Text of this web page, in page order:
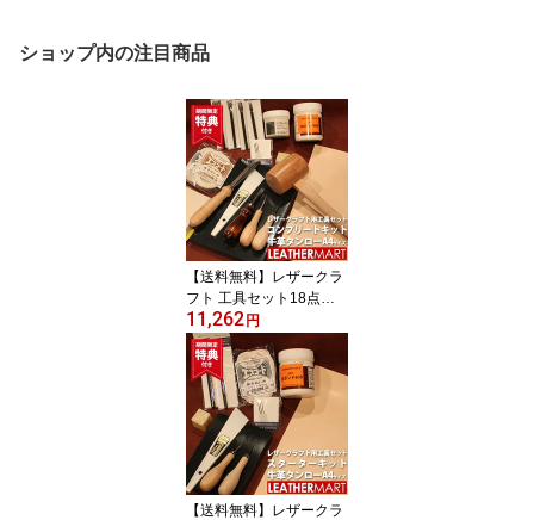
ショップ内の注目商品
【送料無料】レザークラ
フト 工具セット18点コ
ンプリートキット＋ヌメ
革タンローA4サイズ｜日
本製 初心者キット 道具
工具セット 工具キット
手縫いキット 手縫いセッ
ト ハンドソーイング A4
ハンドメイド クラフト
手作り DIY ギフト プレ
ゼント 夏休み 工作
11,262円
【送料無料】レザークラ